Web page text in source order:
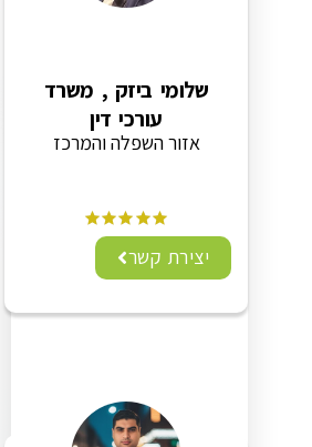
שלומי ביזק , משרד
עורכי דין
אזור השפלה והמרכז
יצירת קשר